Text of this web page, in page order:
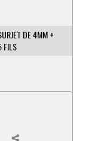
DE 4MM +
FILS